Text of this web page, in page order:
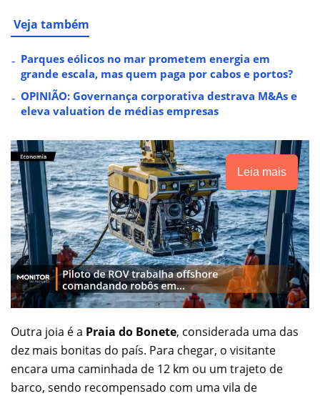
Veja também
Parques eólicos no mar prometem energia em
grande escala, mas quem paga por cabos e portos?
OPINIÃO: Governança corporativa destrava M&As e
eleva valuation de médias empresas
Leia mais
Outra joia é a Praia do Bonete, considerada uma das
dez mais bonitas do país. Para chegar, o visitante
encara uma caminhada de 12 km ou um trajeto de
barco, sendo recompensado com uma vila de